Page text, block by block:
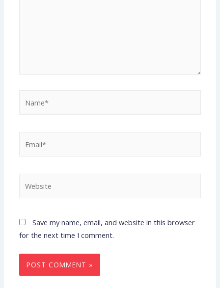
Save my name, email, and website in this browser
for the next time I comment.